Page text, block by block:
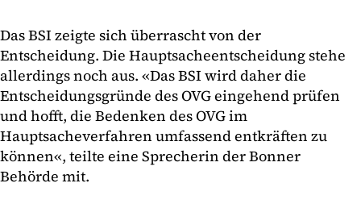
Das BSI zeigte sich überrascht von der
Entscheidung. Die Hauptsacheentscheidung stehe
allerdings noch aus. «Das BSI wird daher die
Entscheidungsgründe des OVG eingehend prüfen
und hofft, die Bedenken des OVG im
Hauptsacheverfahren umfassend entkräften zu
können«, teilte eine Sprecherin der Bonner
Behörde mit.